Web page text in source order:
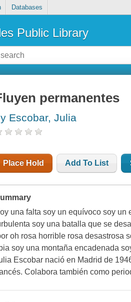
Databases
Public Library
permanentes
Escobar, Julia
Place Hold Add To List
una falta soy un equívoco soy un
soy una batalla que se
oh rosa horrible rosa desastrosa
soy una montaña encadenada
Escobar nació en Madrid de
Colabora también como